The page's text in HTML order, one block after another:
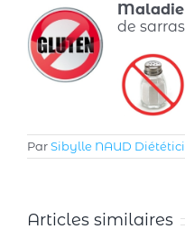
de
ParSibylle NAUD
Articles similaires